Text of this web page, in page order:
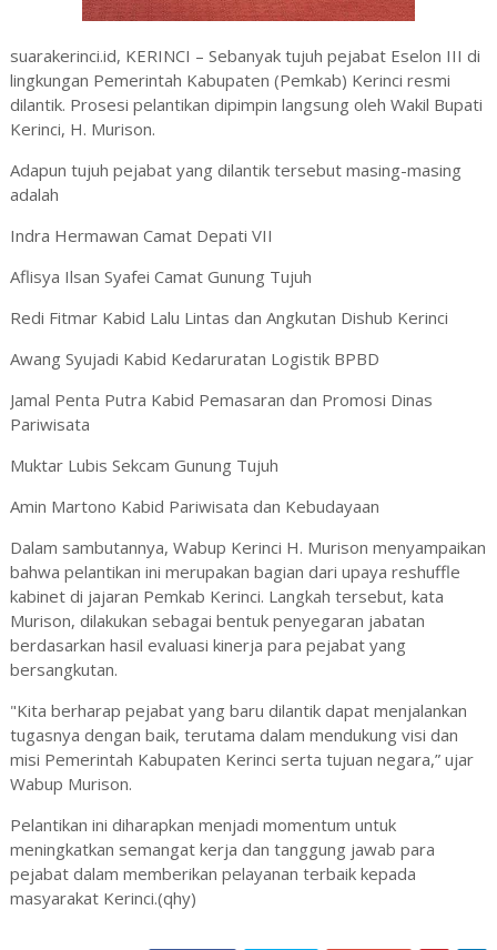
suarakerinci.id, KERINCI – Sebanyak tujuh pejabat Eselon III di
lingkungan Pemerintah Kabupaten (Pemkab) Kerinci resmi
dilantik. Prosesi pelantikan dipimpin langsung oleh Wakil Bupati
Kerinci, H. Murison.
Adapun tujuh pejabat yang dilantik tersebut masing-masing
adalah
Indra Hermawan Camat Depati VII
Aflisya Ilsan Syafei Camat Gunung Tujuh
Redi Fitmar Kabid Lalu Lintas dan Angkutan Dishub Kerinci
Awang Syujadi Kabid Kedaruratan Logistik BPBD
Jamal Penta Putra Kabid Pemasaran dan Promosi Dinas
Pariwisata
Muktar Lubis Sekcam Gunung Tujuh
Amin Martono Kabid Pariwisata dan Kebudayaan
Dalam sambutannya, Wabup Kerinci H. Murison menyampaikan
bahwa pelantikan ini merupakan bagian dari upaya reshuffle
kabinet di jajaran Pemkab Kerinci. Langkah tersebut, kata
Murison, dilakukan sebagai bentuk penyegaran jabatan
berdasarkan hasil evaluasi kinerja para pejabat yang
bersangkutan.
"Kita berharap pejabat yang baru dilantik dapat menjalankan
tugasnya dengan baik, terutama dalam mendukung visi dan
misi Pemerintah Kabupaten Kerinci serta tujuan negara,” ujar
Wabup Murison.
Pelantikan ini diharapkan menjadi momentum untuk
meningkatkan semangat kerja dan tanggung jawab para
pejabat dalam memberikan pelayanan terbaik kepada
masyarakat Kerinci.(qhy)